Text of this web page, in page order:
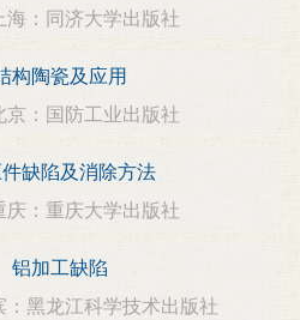
海：同济大学出版社
构陶瓷及应用
京：国防工业出版社
缺陷及消除方法
庆：重庆大学出版社
铝加工缺陷
：黑龙江科学技术出版社